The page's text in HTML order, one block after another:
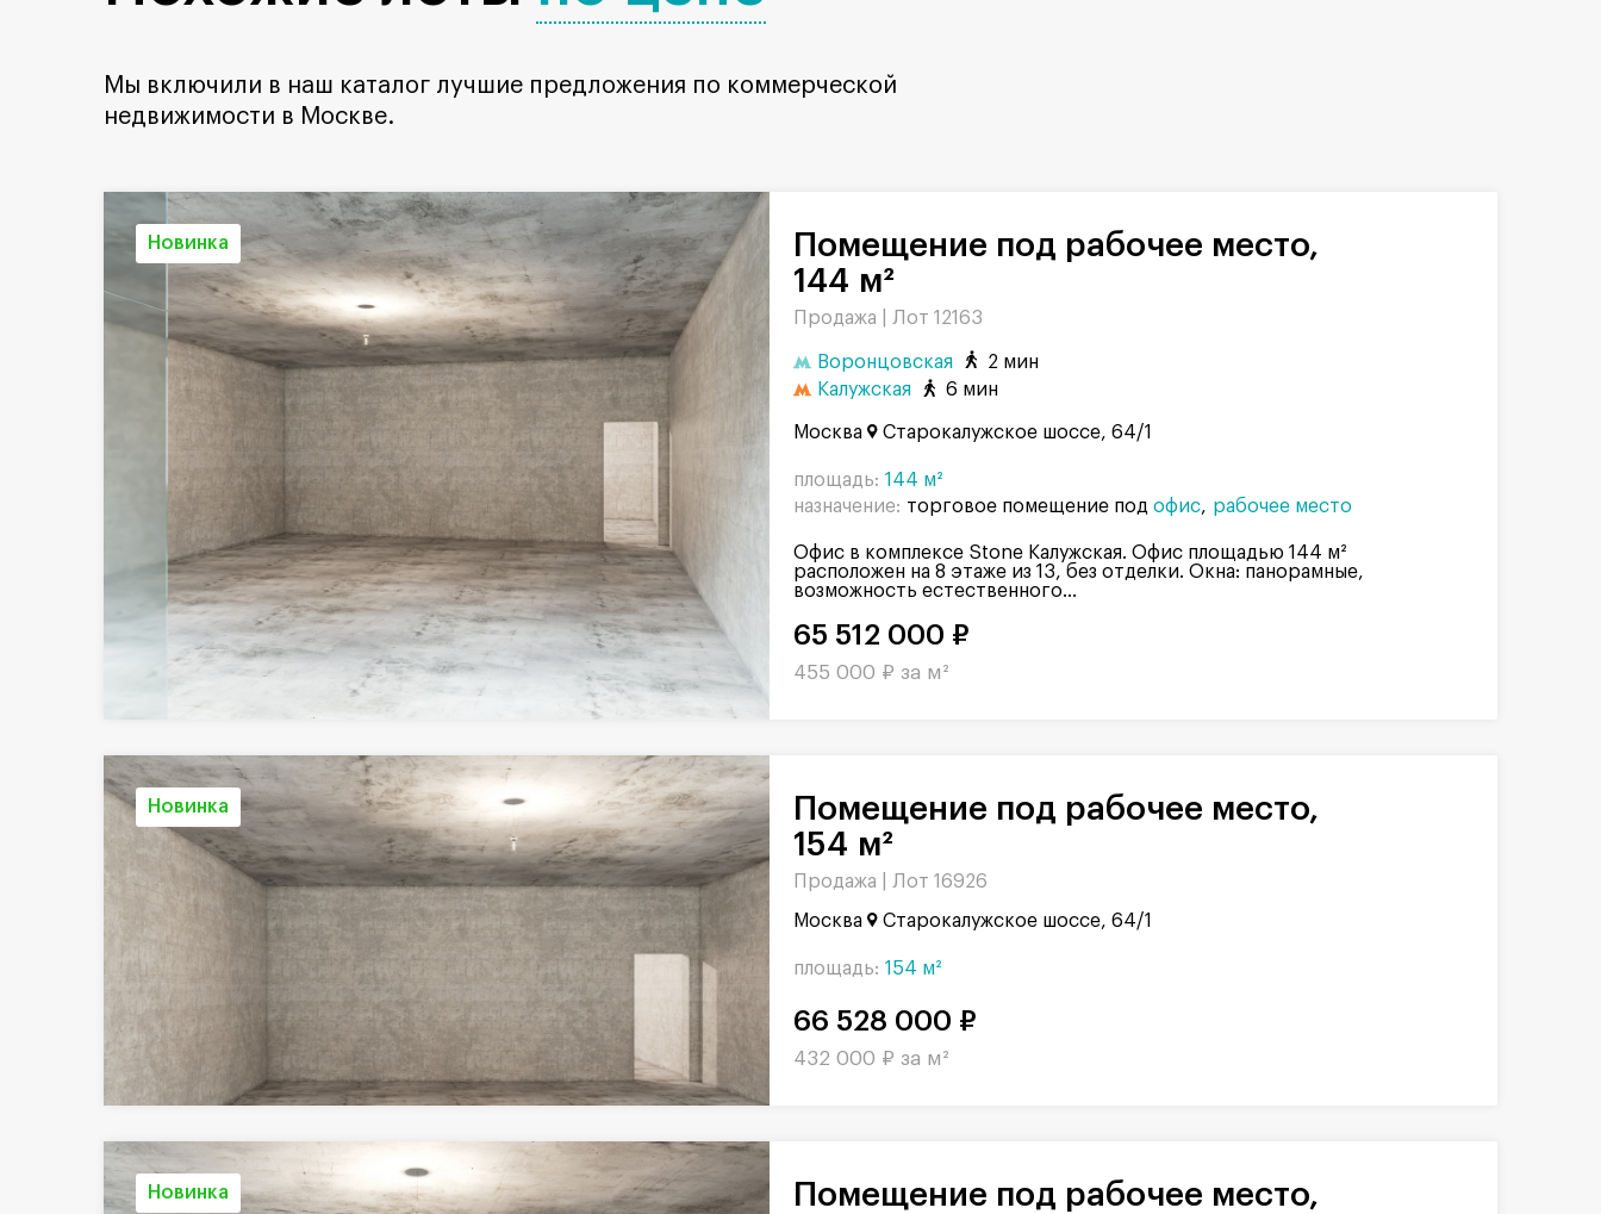
Мы включили в наш каталог лучшие предложения по коммерческой
недвижимости в Москве.
Новинка
Помещение под рабочее место,
144 м²
Продажа | Лот 12163
Воронцовская
2 мин
Калужская
6 мин
Москва Старокалужское шоссе, 64/1
площадь: 144 м²
назначение: торговое помещение под офис рабочее место
Офис в комплексе Stone Калужская. Офис площадью 144 м²
расположен на 8 этаже из 13, без отделки. Окна: панорамные,
возможность естественного...
65 512 000 ₽
455 000 ₽ за м²
Новинка
Помещение под рабочее место,
154 м²
Продажа | Лот 16926
Москва Старокалужское шоссе, 64/1
площадь: 154 м²
66 528 000 ₽
432 000 ₽ за м²
Новинка
Помещение под рабочее место,